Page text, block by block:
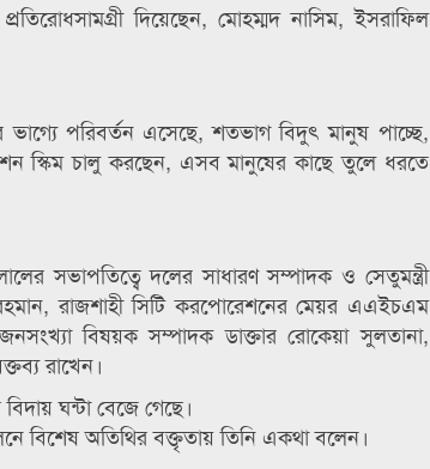
দিয়েছেন, মোহম্মদ নাসিম, ইসরাফিল
ভাগ্যে পরিবর্তন এসেছে, শতভাগ বিদুৎ মানুষ পাচ্ছে,
স্কিম চালু করছেন, এসব মানুষের কাছে তুলে ধরতে
সভাপতিত্বে দলের সাধারণ সম্পাদক ও সেতুমন্ত্রী
রাজশাহী সিটি করপোরেশনের মেয়র এএইচএম
বিষয়ক সম্পাদক ডাক্তার রোকেয়া সুলতানা,
রাখেন।
ঘন্টা বেজে গেছে।
বিশেষ অতিথির বক্তৃতায় তিনি একথা বলেন।